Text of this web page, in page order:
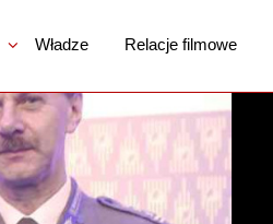
Władze Relacje filmowe